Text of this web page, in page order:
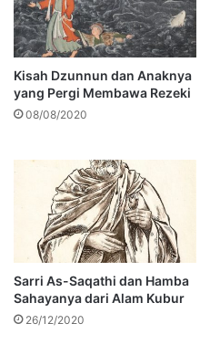
Kisah Dzunnun dan Anaknya
yang Pergi Membawa Rezeki
08/08/2020
Sarri As-Saqathi dan Hamba
Sahayanya dari Alam Kubur
26/12/2020